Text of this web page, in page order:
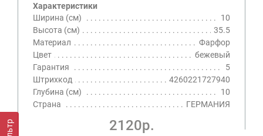
Характеристики
Ширина (см)
10
Высота (см)
35.5
Материал
Фарфор
Цвет
бежевый
Гарантия
5
Штрихкод
4260221727940
Глубина (см)
10
Страна
ГЕРМАНИЯ
2120р.